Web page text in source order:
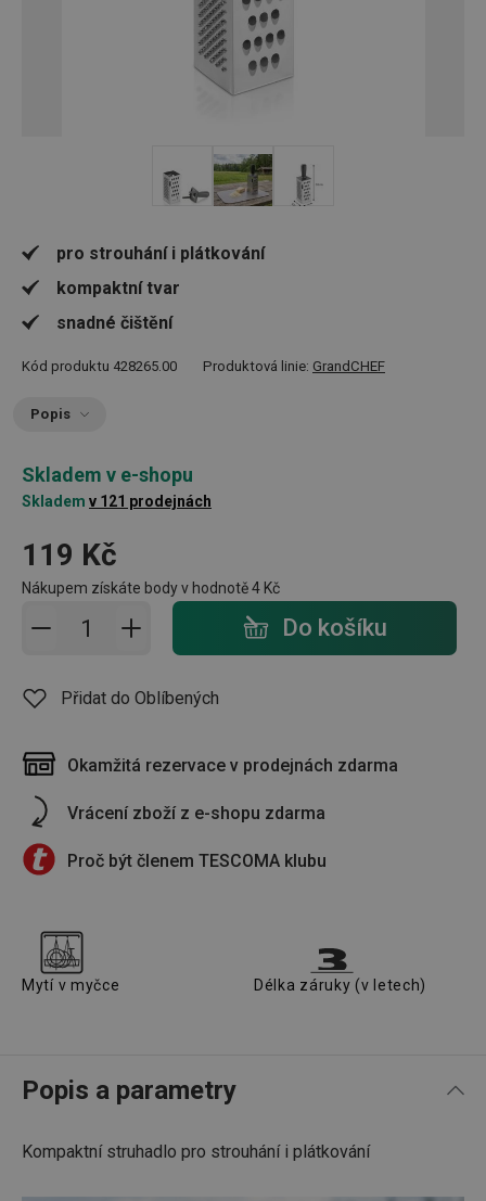
pro strouhání i plátkování
kompaktní tvar
snadné čištění
Kód produktu 428265.00 Produktová linie: GrandCHEF
Popis
Skladem v e-shopu
Skladem v 121 prodejnách
119 Kč
Nákupem získáte body v hodnotě4 Kč
Přidat do košíku - počet Do košíku
Přidat do Oblíbených
Okamžitá rezervace v prodejnách zdarma
Vrácení zboží z e-shopu zdarma
Proč být členem TESCOMA klubu
Mytí v myčce Délka záruky (v letech)
Popis a parametry
Kompaktní struhadlo pro strouhání i plátkování